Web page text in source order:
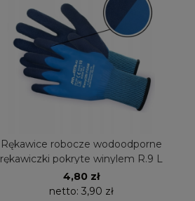
Rękawice robocze wodoodporne
rękawiczki pokryte winylem R.9 L
4,80 zł
netto: 3,90 zł